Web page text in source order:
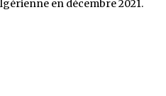
en décembre 2021.